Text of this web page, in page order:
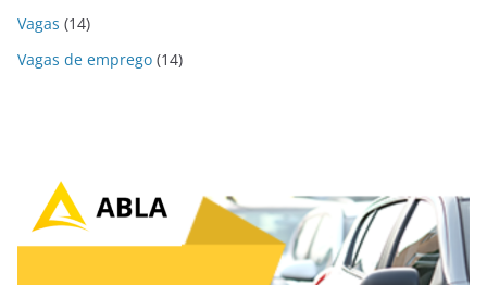
Vagas (14)
Vagas de emprego (14)